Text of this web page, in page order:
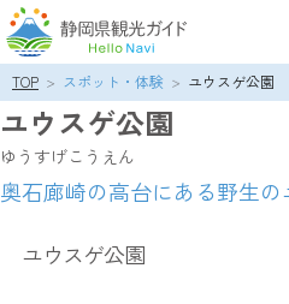
パ
ン
ズ
リ
TOP スポット・体験 ユウスゲ公園
ユウスゲ公園
ゆうすげこうえん
奥石廊崎の高台にある野生
ユウスゲ公園